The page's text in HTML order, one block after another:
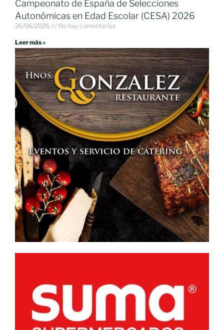
Campeonato de España de Selecciones
Autonómicas en Edad Escolar (CESA) 2026
26/06/2026 No hay comentarios
Leer más »